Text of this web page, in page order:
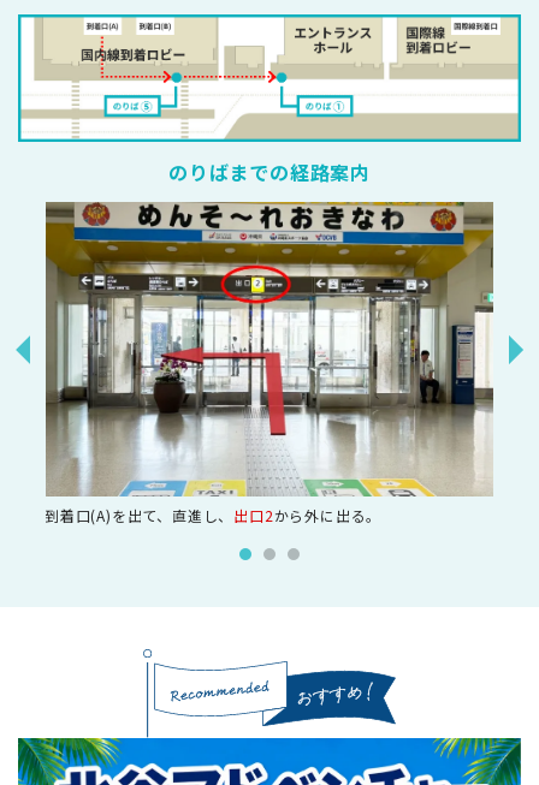
のりばまでの経路案内
到着口(A)を出て、直進し、 出口2から外に出る。